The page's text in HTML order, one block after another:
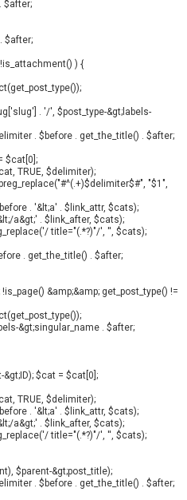
$after;
$after;
!is_attachment() ) {
(get_post_type());
'slug' '/' $post_type-&gt; labels-
$before get_the_title() $after;
$cat 0 ;
TRUE $delimiter);
("#^(.+)$delimiter$#" "$1"
'&lt;a' $link_attr, $cats);
a&gt;' $link_after, $cats);
('/ title="(.*?)"/' '' $cats);
get_the_title() $after;
!is_page() &amp;&amp; get_post_type() !=
(get_post_type());
-&gt;singular_name $after;
-&gt;ID); $cat = $cat 0 ;
TRUE $delimiter);
'&lt;a' $link_attr, $cats);
a&gt;' $link_after, $cats);
('/ title="(.*?)"/' '' $cats);
) $parent-&gt;post_title);
$before get_the_title() $after;